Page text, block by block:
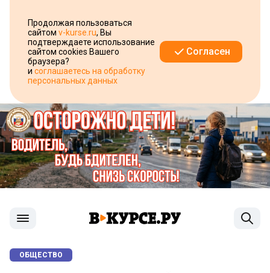
Продолжая пользоваться
сайтом v-kurse.ru, Вы
подтверждаете использование
сайтом cookies Вашего
браузера?
и соглашаетесь на обработку
персональных данных
Согласен
ОБЩЕСТВО